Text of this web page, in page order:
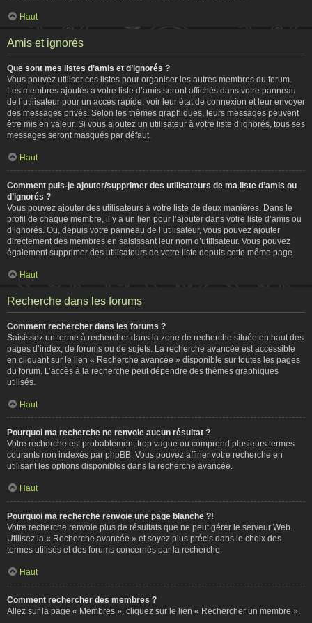
Haut
Amis et ignorés
Que sont mes listes d’amis et d’ignorés ?
Vous pouvez utiliser ces listes pour organiser les autres membres du forum.
Les membres ajoutés à votre liste d’amis seront affichés dans votre panneau
de l’utilisateur pour un accès rapide, voir leur état de connexion et leur envoyer
des messages privés. Selon les thèmes graphiques, leurs messages peuvent
être mis en valeur. Si vous ajoutez un utilisateur à votre liste d’ignorés, tous ses
messages seront masqués par défaut.
Haut
Comment puis-je ajouter/supprimer des utilisateurs de ma liste d’amis ou
d’ignorés ?
Vous pouvez ajouter des utilisateurs à votre liste de deux manières. Dans le
profil de chaque membre, il y a un lien pour l’ajouter dans votre liste d’amis ou
d’ignorés. Ou, depuis votre panneau de l’utilisateur, vous pouvez ajouter
directement des membres en saisissant leur nom d’utilisateur. Vous pouvez
également supprimer des utilisateurs de votre liste depuis cette même page.
Haut
Recherche dans les forums
Comment rechercher dans les forums ?
Saisissez un terme à rechercher dans la zone de recherche située en haut des
pages d’index, de forums ou de sujets. La recherche avancée est accessible
en cliquant sur le lien « Recherche avancée » disponible sur toutes les pages
du forum. L’accès à la recherche peut dépendre des thèmes graphiques
utilisés.
Haut
Pourquoi ma recherche ne renvoie aucun résultat ?
Votre recherche est probablement trop vague ou comprend plusieurs termes
courants non indexés par phpBB. Vous pouvez affiner votre recherche en
utilisant les options disponibles dans la recherche avancée.
Haut
Pourquoi ma recherche renvoie une page blanche ?!
Votre recherche renvoie plus de résultats que ne peut gérer le serveur Web.
Utilisez la « Recherche avancée » et soyez plus précis dans le choix des
termes utilisés et des forums concernés par la recherche.
Haut
Comment rechercher des membres ?
Allez sur la page « Membres », cliquez sur le lien « Rechercher un membre ».